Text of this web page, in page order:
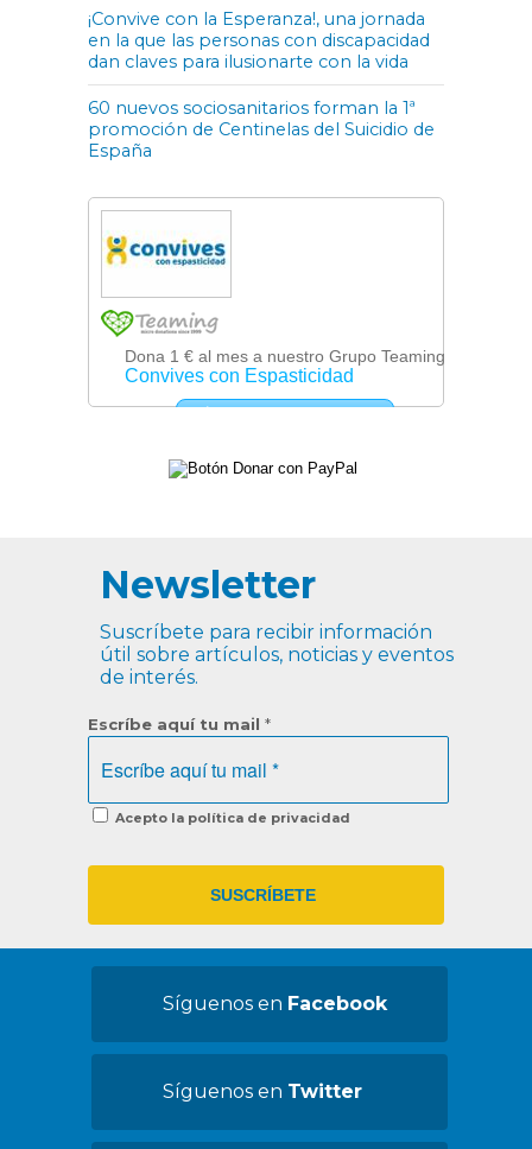
¡Convive con la Esperanza!, una jornada
en la que las personas con discapacidad
dan claves para ilusionarte con la vida
60 nuevos sociosanitarios forman la 1ª
promoción de Centinelas del Suicidio de
España
Newsletter
Suscríbete para recibir información
útil sobre artículos, noticias y eventos
de interés.
Escríbe aquí tu mail *
Acepto la política de privacidad
Síguenos en Facebook
Síguenos en Twitter